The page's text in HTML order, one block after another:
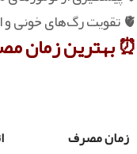
🫀 تقویت رگ‌های خونی و انعطاف‌پذیری عروق
⏰ بهترین زمان
زمان مصرف